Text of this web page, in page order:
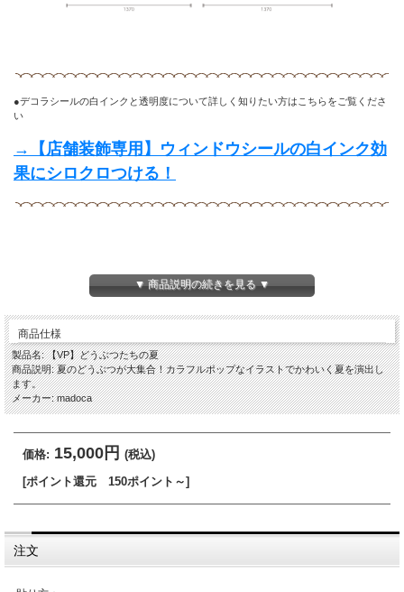
●デコラシールの白インクと透明度について詳しく知りたい方はこちらをご覧くださ
い
→【店舗装飾専用】ウィンドウシールの白インク効
果にシロクロつける！
▼ 商品説明の続きを見る ▼
商品仕様
製品名: 【VP】どうぶつたちの夏
商品説明: 夏のどうぶつが大集合！カラフルポップなイラストでかわいく夏を演出し
ます。
メーカー: madoca
価格: 15,000円 (税込)
[ポイント還元 150ポイント～]
注文